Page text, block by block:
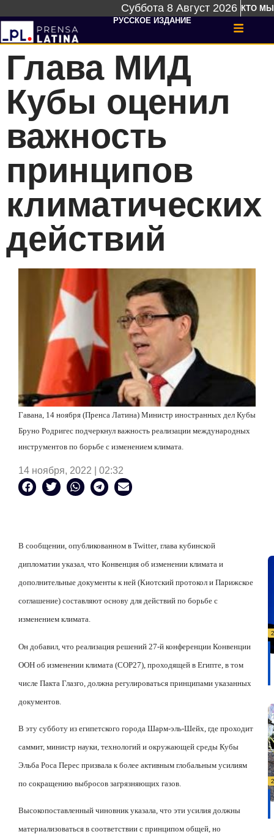
Суббота 8 Август 2026 КТО МЫ
РУССКОЕ ИЗДАНИЕ
Глава МИД
Кубы оценил
важность
принципов
климатических
действий
Гавана, 14 ноября (Пренса Латина) Министр иностранных дел Кубы
Бруно Родригес подчеркнул важность реализации международных
инструментов по борьбе с изменением климата.
14 ноября, 2022 | 02:32
В сообщении, опубликованном в Twitter, глава кубинской
дипломатии указал, что Конвенция об изменении климата и
дополнительные документы к ней (Киотский протокол и Парижское
соглашение) составляют основу для действий по борьбе с
изменением климата.
Он добавил, что реализация решений 27-й конференции Конвенции
ООН об изменении климата (COP27), проходящей в Египте, в том
числе Пакта Глазго, должна регулироваться принципами указанных
документов.
В эту субботу из египетского города Шарм-эль-Шейх, где проходит
саммит, министр науки, технологий и окружающей среды Кубы
Эльба Роса Перес призвала к более активным глобальным усилиям
по сокращению выбросов загрязняющих газов.
Высокопоставленный чиновник указала, что эти усилия должны
материализоваться в соответствии с принципом общей, но